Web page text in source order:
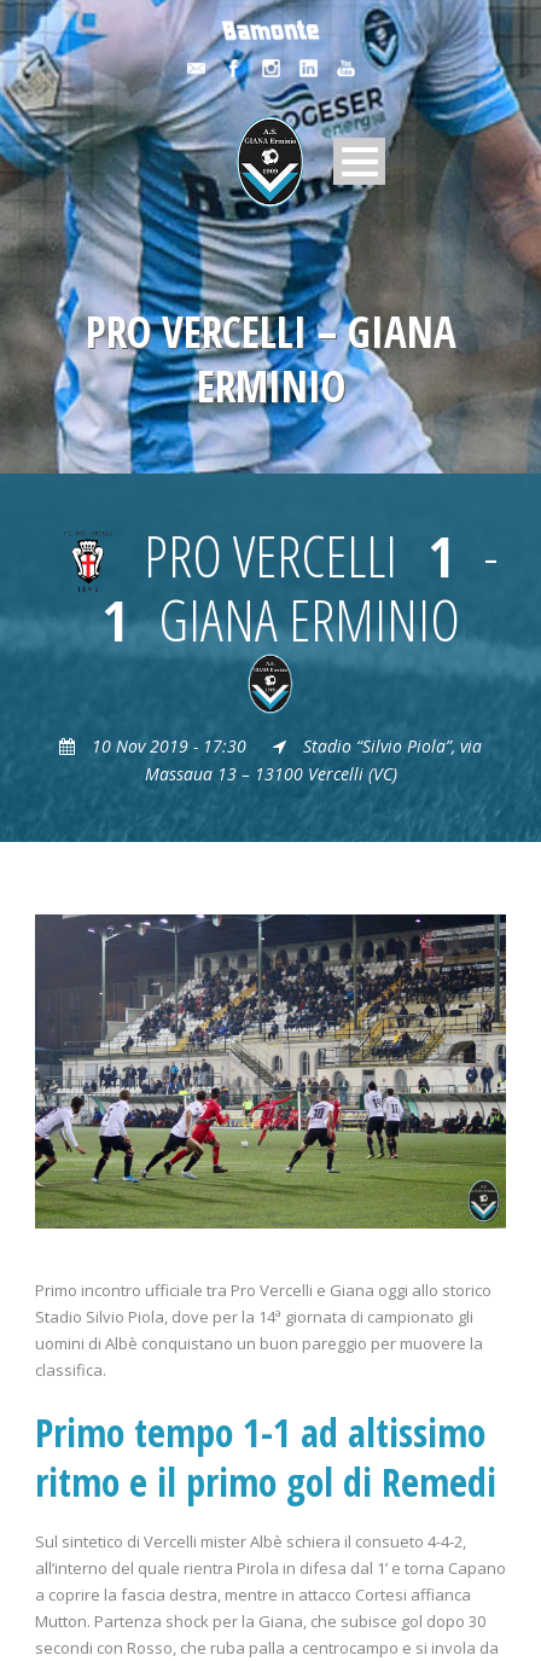
PRO VERCELLI – GIANA
ERMINIO
PRO VERCELLI 1 -
1 GIANA ERMINIO
10 Nov 2019 - 17:30
Stadio “Silvio Piola”, via
Massaua 13 – 13100 Vercelli (VC)
Primo incontro ufficiale tra Pro Vercelli e Giana oggi allo storico
Stadio Silvio Piola, dove per la 14ª giornata di campionato gli
uomini di Albè conquistano un buon pareggio per muovere la
classifica.
Primo tempo 1-1 ad altissimo
ritmo e il primo gol di Remedi
Sul sintetico di Vercelli mister Albè schiera il consueto 4-4-2,
all’interno del quale rientra Pirola in difesa dal 1’ e torna Capano
a coprire la fascia destra, mentre in attacco Cortesi affianca
Mutton. Partenza shock per la Giana, che subisce gol dopo 30
secondi con Rosso, che ruba palla a centrocampo e si invola da